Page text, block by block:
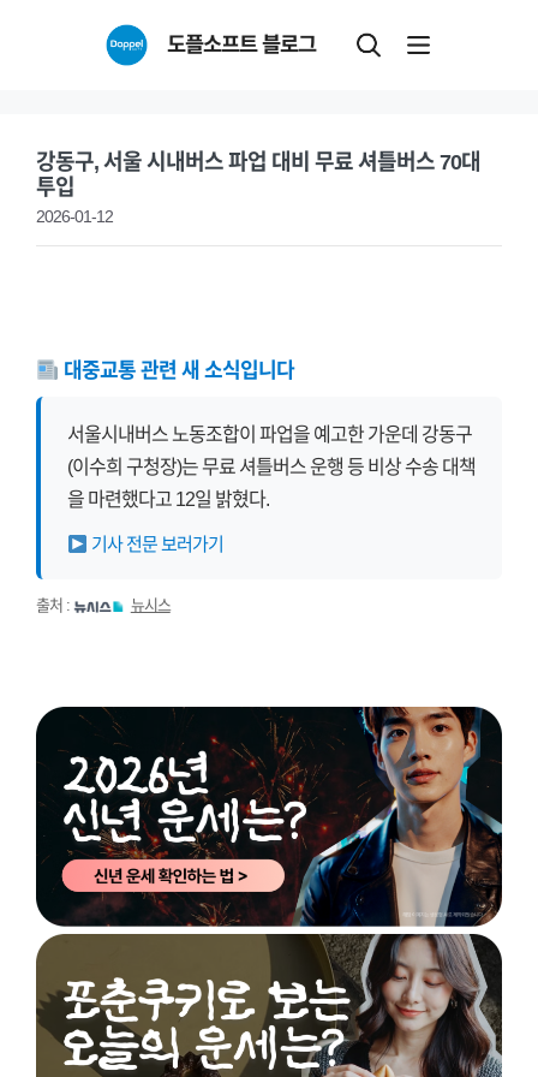
도플소프트 블로그
강동구, 서울 시내버스 파업 대비 무료 셔틀버스 70대
투입
2026-01-12
대중교통 관련 새 소식입니다
서울시내버스 노동조합이 파업을 예고한 가운데 강동구
(이수희 구청장)는 무료 셔틀버스 운행 등 비상 수송 대책
을 마련했다고 12일 밝혔다.
기사 전문 보러가기
출처 : 뉴시스